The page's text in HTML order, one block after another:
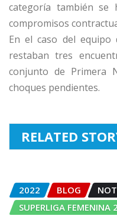
categoría también se
compromisos
En el caso del equipo
restaban tres
conjunto de Primera
choques pendientes.
RELATED
2022 BLOG
SUPERLIGA FEMENINA 2